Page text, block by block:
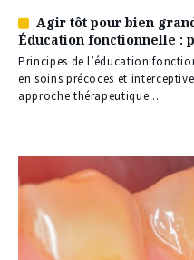
Article
réservé
à
nos
abonnés
Agir tôt pour bien
Éducation fonctionnelle :
Principes de l’éducation
en soins précoces et
approche thérapeutique...